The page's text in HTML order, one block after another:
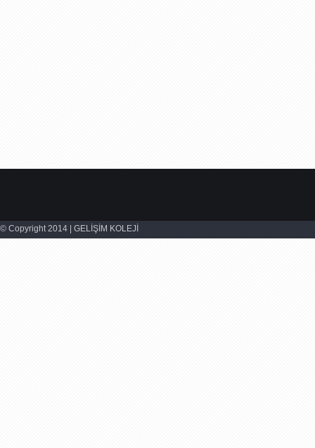
© Copyright 2014 | GELİŞİM KOLEJİ